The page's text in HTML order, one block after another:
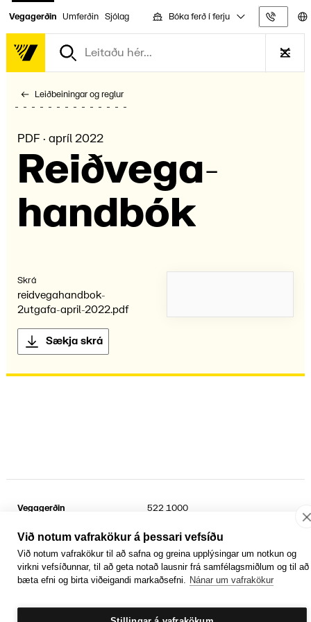
Vegagerðin Umferðin Sjólag Bóka ferð í ferju
Leiðbeiningar og reglur
PDF · apríl 2022
Reið­vega­
hand­bók
Skrá
reidvegahandbok-
2utgafa-april-2022.pdf
Sækja skrá
Vegagerðin
210 Garðabær
522 1000
Sími umferðarþjónustu
Laus störf
Persónuvernd og öryggi gagna
Hafa samband
Facebook
YouTube
Við notum vafrakökur á þessari vefsíðu
Við notum vafrakökur til að safna og greina upplýsingar um notkun og
virkni vefsíðunnar, til að geta notað lausnir frá samfélagsmiðlum og til að
bæta efni og birta viðeigandi markaðsefni. Nánar um vafrakökur